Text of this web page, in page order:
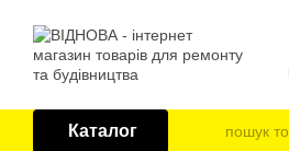
Каталог